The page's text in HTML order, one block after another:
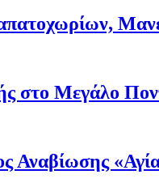
στο Μεγάλο
Αναβίωσης